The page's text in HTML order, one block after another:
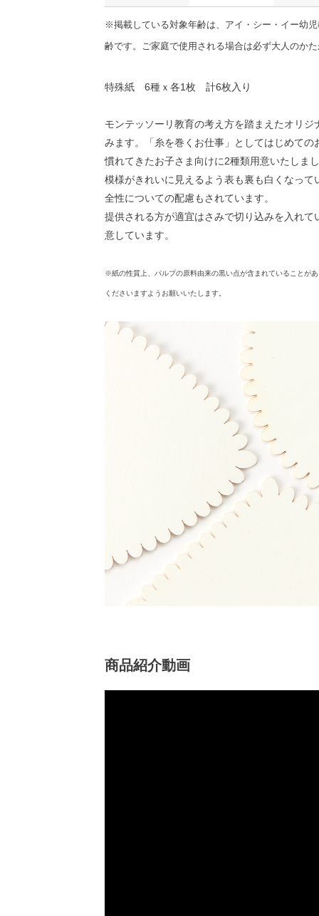
※掲載している対象年齢は、アイ・シー・イー幼
齢です。ご家庭で使用される場合は必ず大人のか
特殊紙 6種ｘ各1枚 計6枚入り
モンテッソーリ教育の考え方を踏まえたオリ
みます。「糸を巻くお仕事」としてはじめて
慣れてきたお子さま向けに2種類用意いたしま
模様がきれいに見えるよう表も裏も白くなっ
全性についての配慮もされています。
提供される方が適宜はさみで切り込みを入れ
意しています。
※紙の性質上、パルプの原料由来の黒い点が含まれていることが
くださいますようお願いいたします。
商品紹介動画